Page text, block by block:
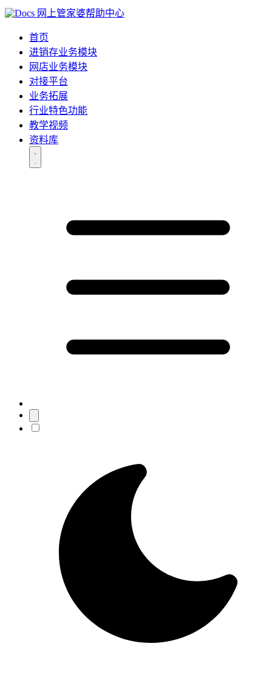
网上管家婆帮助中心
首页
进销存业务模块
网店业务模块
对接平台
业务拓展
行业特色功能
教学视频
资料库